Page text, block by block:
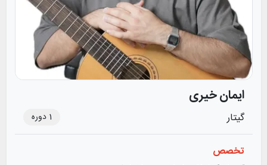
ایمان خیری
گیتار 1 دوره
تخصص